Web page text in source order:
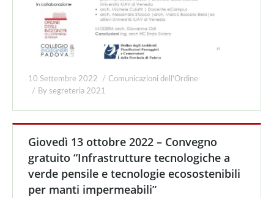
10 Settembre 2022
Comunicazioni dell'Ordine
By segreteria 2021
Giovedì 13 ottobre 2022 – Convegno
gratuito “Infrastrutture tecnologiche a
verde pensile e tecnologie ecosostenibili
per manti impermeabili”